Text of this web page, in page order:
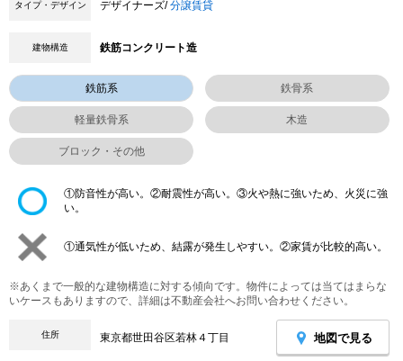
タイプ・デザイン デザイナーズ/分譲賃貸
建物構造 鉄筋コンクリート造
鉄筋系 鉄骨系
軽量鉄骨系 木造
ブロック・その他
①防音性が高い。②耐震性が高い。③火や熱に強いため、火災に強
い。
①通気性が低いため、結露が発生しやすい。②家賃が比較的高い。
※あくまで一般的な建物構造に対する傾向です。物件によっては当てはまらな
いケースもありますので、詳細は不動産会社へお問い合わせください。
住所 東京都世田谷区若林４丁目 地図で見る